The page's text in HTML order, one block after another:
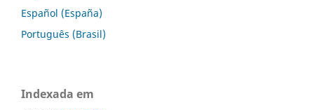
Español (España)
Português (Brasil)
Indexada em